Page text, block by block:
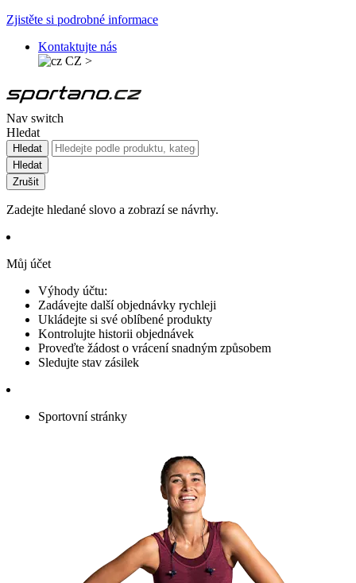
Zjistěte si podrobné informace
Kontaktujte nás
CZ >
Nav switch
Hledat
Hledat
Hledat
Zrušit
Zadejte hledané slovo a zobrazí se návrhy.
Můj účet
Výhody účtu:
Zadávejte další objednávky rychleji
Ukládejte si své oblíbené produkty
Kontrolujte historii objednávek
Proveďte žádost o vrácení snadným způsobem
Sledujte stav zásilek
Sportovní stránky